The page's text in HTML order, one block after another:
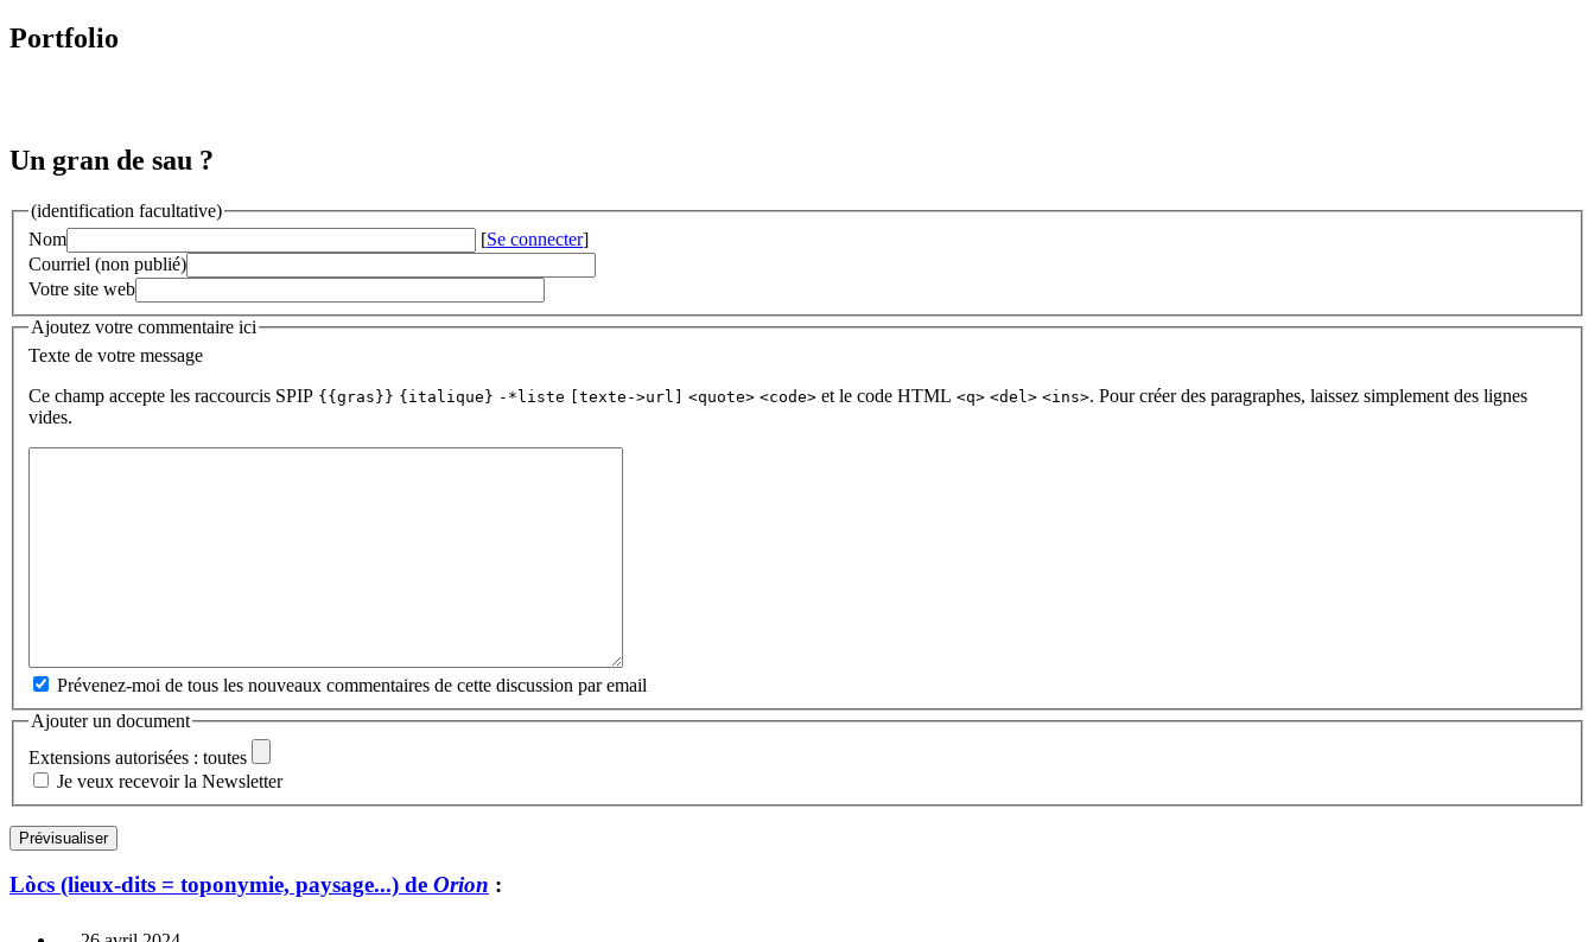
Portfolio
Un gran de sau ?
(identification facultative)
Nom
[Se connecter]
Courriel (non publié)
Votre site web
Ajoutez votre commentaire ici
Texte de votre message
Ce champ accepte les raccourcis SPIP {{gras}} {italique} -*liste [texte->url] <quote> <code> et le code HTML <q> <del> <ins>. Pour créer des paragraphes, laissez simplement des lignes
vides.
Prévenez-moi de tous les nouveaux commentaires de cette discussion par email
Ajouter un document
Extensions autorisées : toutes
Je veux recevoir la Newsletter
Lòcs (lieux-dits = toponymie, paysage...) de Orion :